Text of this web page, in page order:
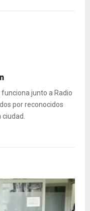
junto a Radio
por reconocidos